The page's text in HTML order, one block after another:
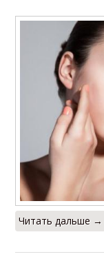
Читать дальше →